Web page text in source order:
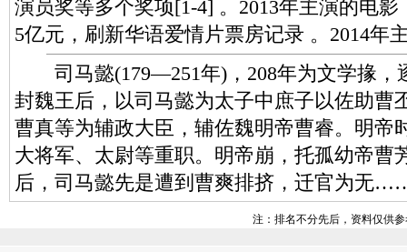
演员奖等多个奖项[1-4] 。2013年主演的电
5亿元，刷新华语爱情片票房记录 。2014
司马懿(179—251年)，208年为文学掾，
封魏王后，以司马懿为太子中庶子以佐助曹
曹真等为辅政大臣，辅佐魏明帝曹睿。明帝
大将军、太尉等重职。明帝崩，托孤幼帝曹
后，司马懿先是遭到曹爽排挤，迁官为无
注：排名不分先后，资料仅供